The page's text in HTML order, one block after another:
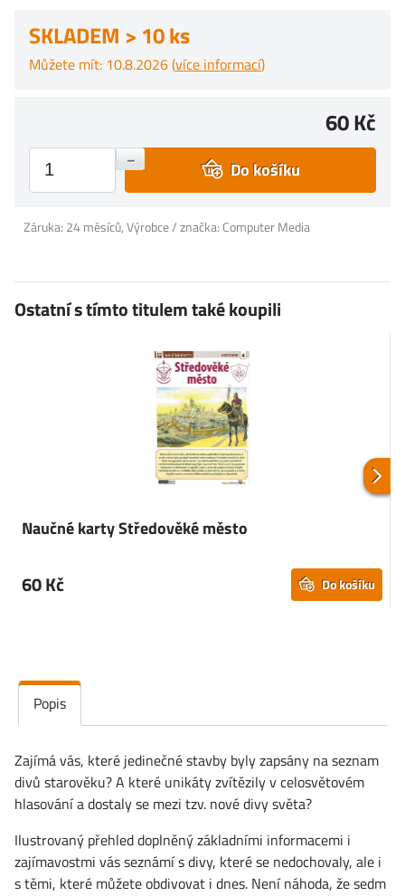
SKLADEM > 10 ks
Můžete mít: 10.8.2026 (více informací)
60 Kč
+
– Do košíku
Záruka: 24 měsíců, Výrobce / značka: Computer Media
Ostatní s tímto titulem také koupili
Naučné karty Středověké město
60 Kč Do košíku
Popis
Zajímá vás, které jedinečné stavby byly zapsány na seznam
divů starověku? A které unikáty zvítězily v celosvětovém
hlasování a dostaly se mezi tzv. nové divy světa?
Ilustrovaný přehled doplněný základními informacemi i
zajímavostmi vás seznámí s divy, které se nedochovaly, ale i
s těmi, které můžete obdivovat i dnes. Není náhoda, že sedm